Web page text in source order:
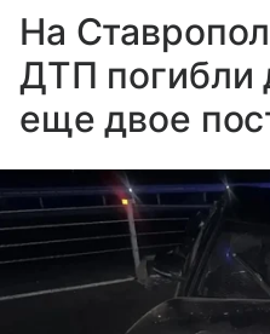
На
ДТП погибли
еще двое